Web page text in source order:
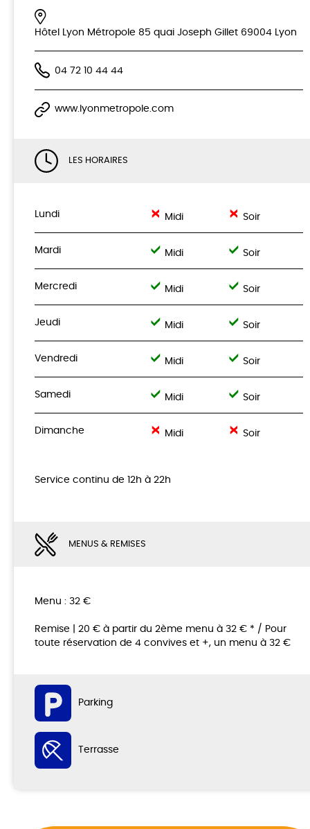
Hôtel Lyon Métropole 85 quai Joseph Gillet 69004 Lyon
04 72 10 44 44
www.lyonmetropole.com
LES HORAIRES
Lundi Midi Soir
Mardi Midi Soir
Mercredi Midi Soir
Jeudi Midi Soir
Vendredi Midi Soir
Samedi Midi Soir
Dimanche Midi Soir
Service continu de 12h à 22h
MENUS & REMISES
Menu : 32 €
Remise | 20 € à partir du 2ème menu à 32 € * / Pour
toute réservation de 4 convives et +, un menu à 32 €
Parking
Terrasse